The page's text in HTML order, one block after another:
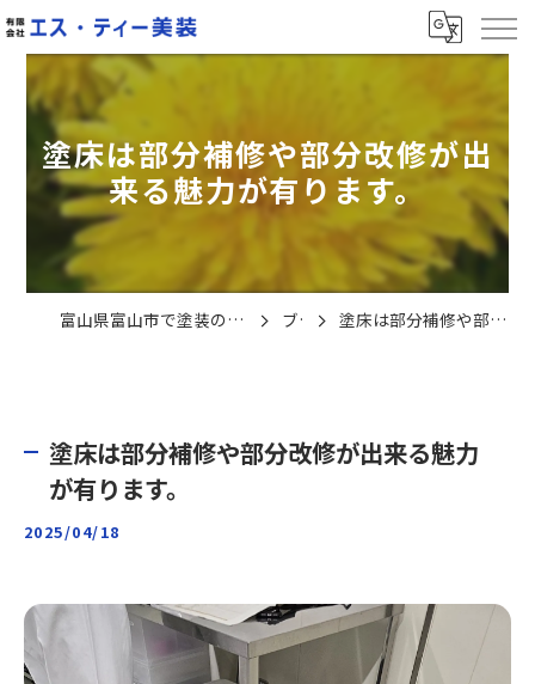
塗床は部分補修や部分改修が出
来る魅力が有ります。
富山県富山市で塗装の求人なら有限会社エス・ティー美装 ブログ 塗床は部分補修や部分改修が出来る魅力が有ります。
塗床は部分補修や部分改修が出来る魅力
が有ります。
2025/04/18